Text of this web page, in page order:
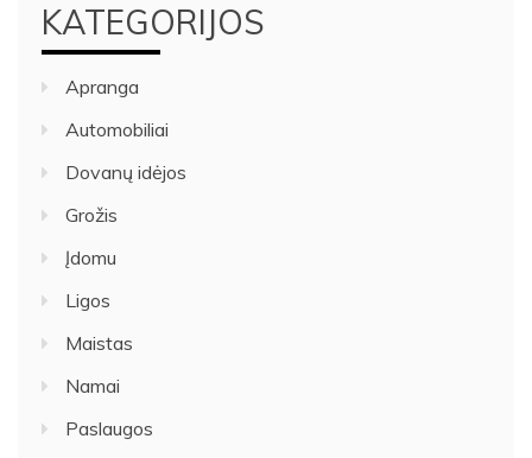
KATEGORIJOS
Apranga
Automobiliai
Dovanų idėjos
Grožis
Įdomu
Ligos
Maistas
Namai
Paslaugos